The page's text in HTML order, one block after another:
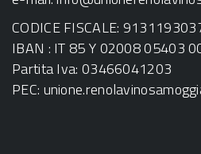
CODICE FISCALE:
IBAN : IT 85 Y 02008 05403
Partita Iva: 03466041203
PEC: